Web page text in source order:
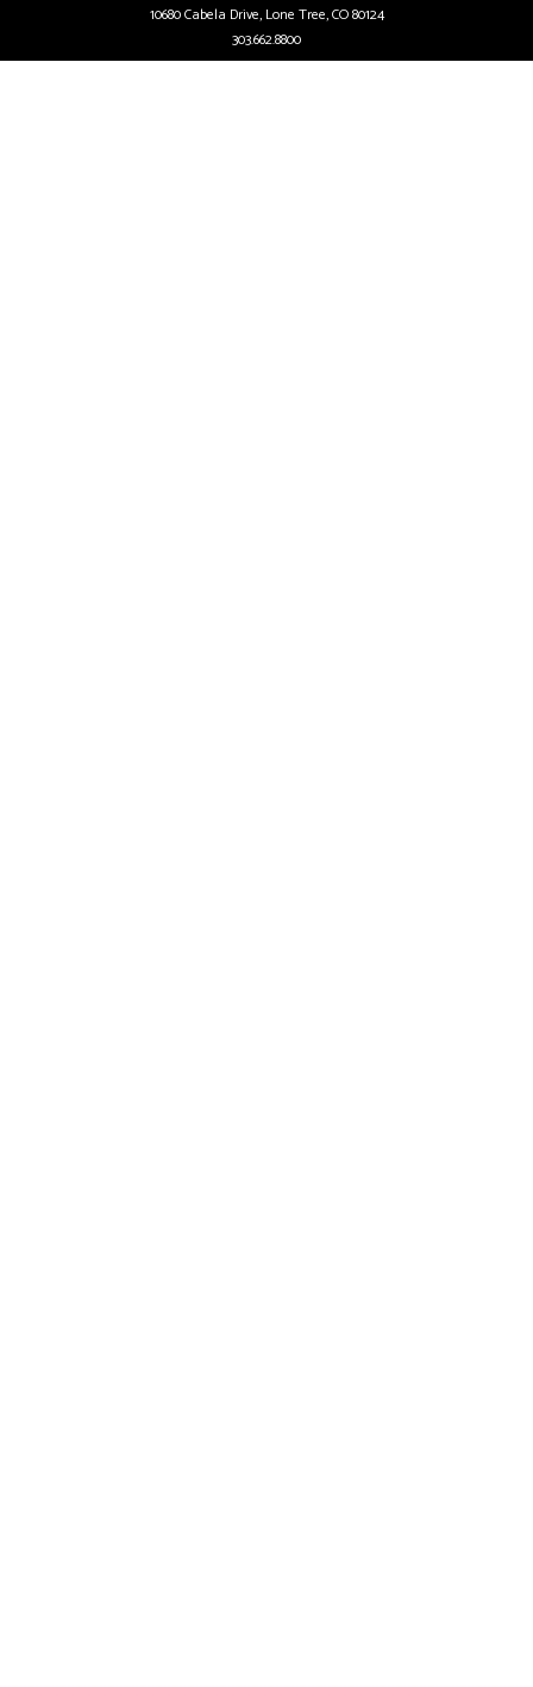
10680 Cabela Drive, Lone Tree, CO 80124
303.662.8800